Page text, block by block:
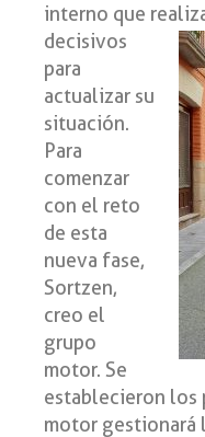
interno que
decisivos
para
actualizar su
situación.
Para
comenzar
con el reto
de esta
nueva fase,
Sortzen,
creo el
grupo
motor. Se
establecieron los
motor gestionará